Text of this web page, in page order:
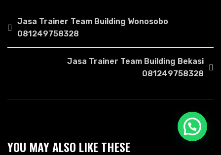
NAVIGASI
POS
Jasa Trainer Team Building Wonosobo
081249758328
Jasa Trainer Team Building Bekasi
081249758328
YOU MAY ALSO LIKE THESE